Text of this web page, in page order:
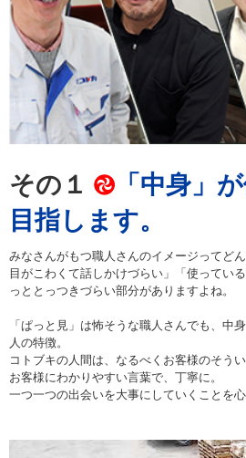
その１
「中身」
目指します。
みなさんがもつ職人さんのイメージってど
目がこわくて話しかけづらい」「使ってい
っととっつきづらい部分がありますよね。
「ぱっと見」は怖そうな職人さんでも、中
人の特徴。
コトブキの人間は、なるべくお客様のそう
お客様にわかりやすい言葉で、丁寧に。
一つ一つの出会いを大事にしていくことを